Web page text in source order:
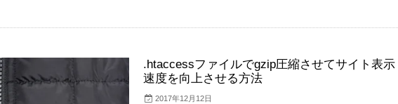
.htaccessファイルでgzip圧縮させてサイト表示
速度を向上させる方法
2017年12月12日